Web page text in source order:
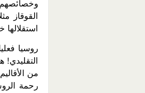
وخصائصهم
القوقاز
روسيا
من
رحمة